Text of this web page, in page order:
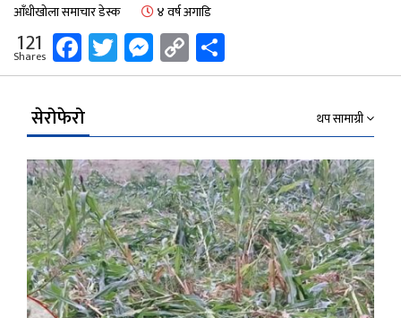
आँधीखोला समाचार डेस्क ४ वर्ष अगाडि
121
Shares Facebook
Twitter
Messenger
Copy
Link
सेरोफेरो थप सामाग्री